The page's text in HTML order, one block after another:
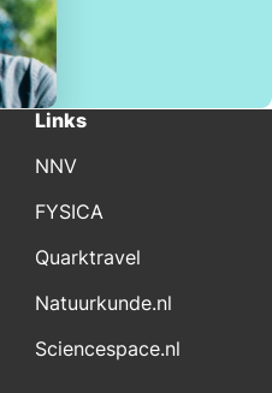
Links
NNV
FYSICA
Quarktravel
Natuurkunde.nl
Sciencespace.nl